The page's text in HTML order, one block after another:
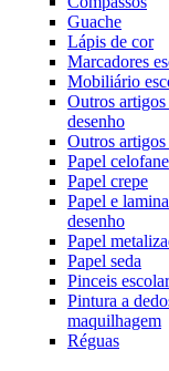
Guache
Lápis de cor
Marcadores
Mobiliário
Outros artigos
desenho
Outros artigos
Papel celofane
Papel crepe
Papel e
desenho
Papel
Papel seda
Pinceis
Pintura a
maquilhagem
Réguas